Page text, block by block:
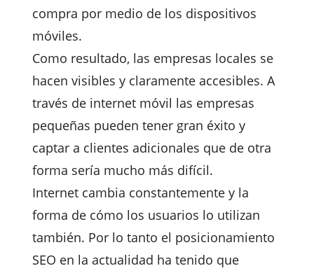
compra por medio de los dispositivos
móviles.
Como resultado, las empresas locales se
hacen visibles y claramente accesibles. A
través de internet móvil las empresas
pequeñas pueden tener gran éxito y
captar a clientes adicionales que de otra
forma sería mucho más difícil.
Internet cambia constantemente y la
forma de cómo los usuarios lo utilizan
también. Por lo tanto el posicionamiento
SEO en la actualidad ha tenido que